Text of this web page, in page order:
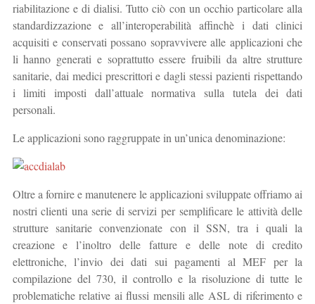
riabilitazione e di dialisi. Tutto ciò con un occhio particolare alla
standardizzazione e all’interoperabilità affinchè i dati clinici
acquisiti e conservati possano sopravvivere alle applicazioni che
li hanno generati e soprattutto essere fruibili da altre strutture
sanitarie, dai medici prescrittori e dagli stessi pazienti rispettando
i limiti imposti dall’attuale normativa sulla tutela dei dati
personali.
Le applicazioni sono raggruppate in un’unica denominazione:
Oltre a fornire e manutenere le applicazioni sviluppate offriamo ai
nostri clienti una serie di servizi per semplificare le attività delle
strutture sanitarie convenzionate con il SSN, tra i quali la
creazione e l’inoltro delle fatture e delle note di credito
elettroniche, l’invio dei dati sui pagamenti al MEF per la
compilazione del 730, il controllo e la risoluzione di tutte le
problematiche relative ai flussi mensili alle ASL di riferimento e